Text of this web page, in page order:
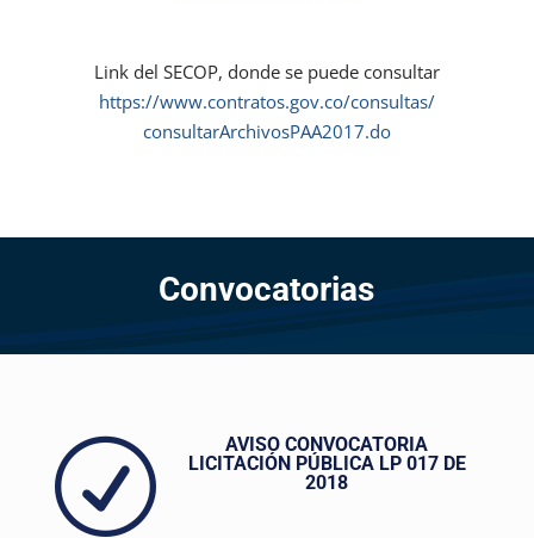
Link del SECOP, donde se puede consultar
https://www.contratos.gov.co/consultas/
consultarArchivosPAA2017.do
Convocatorias
R
AVISO CONVOCATORIA
LICITACIÓN PÚBLICA LP 017 DE
2018